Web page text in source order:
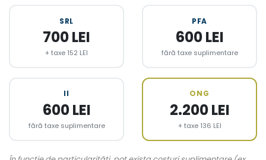
SRL
700 LEI
+ taxe 152 LEI
PFA
600 LEI
fără taxe suplimentare
II
600 LEI
fără taxe suplimentare
ONG
2.200 LEI
+ taxe 136 LEI